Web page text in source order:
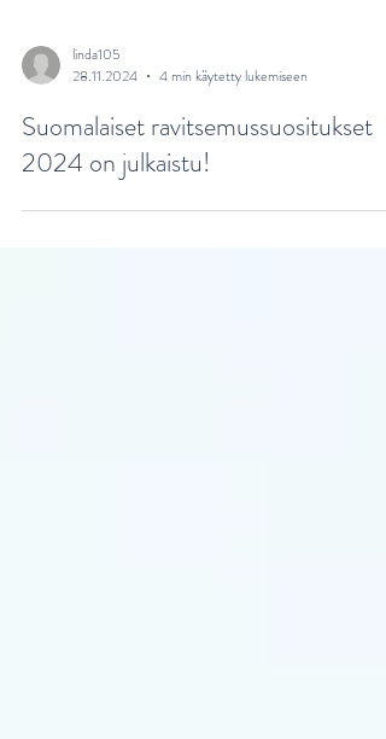
linda105
28.11.2024
4 min käytetty lukemiseen
Suomalaiset ravitsemussuositukset